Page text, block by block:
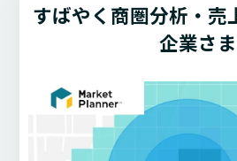
すばやく商圏分析・売
企業さま